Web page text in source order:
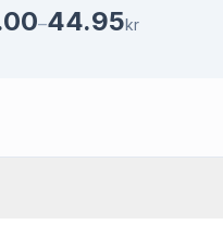
–44.95kr